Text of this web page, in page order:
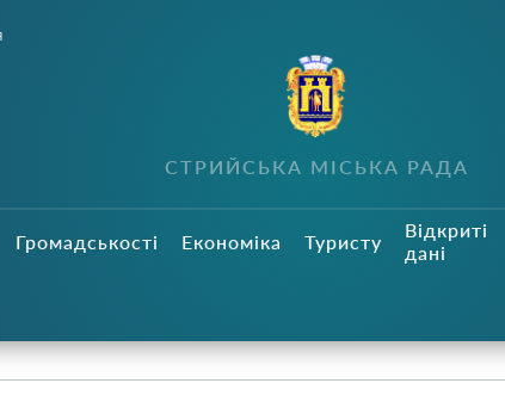
СТРИЙСЬКА МІСЬКА РАДА
Громадськості Економіка Туристу
Відкриті
дані